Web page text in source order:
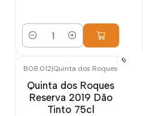
Quantidade
B08.012|Quinta dos Roques
Quinta dos Roques
Reserva 2019 Dão
Tinto 75cl